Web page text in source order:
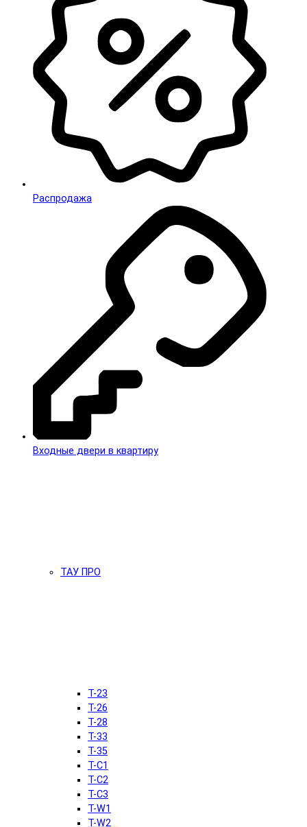
Распродажа
Входные двери в квартиру
ТАУ ПРО
T-23
T-26
T-28
T-33
T-35
T-C1
T-C2
T-C3
T-W1
T-W2